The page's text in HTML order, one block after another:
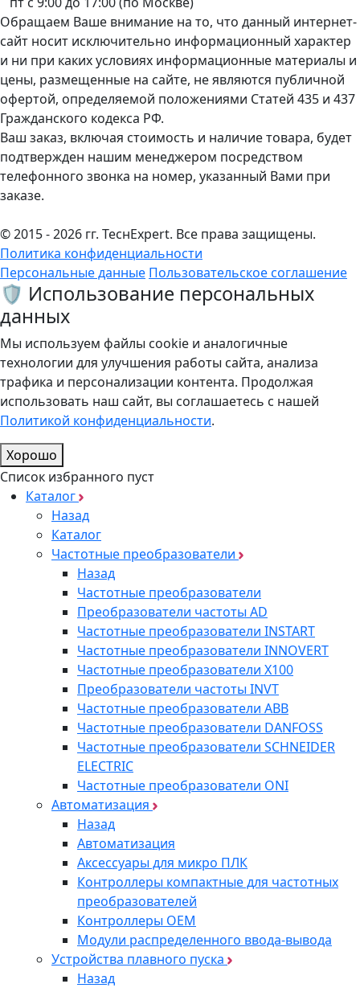
Обращаем Ваше внимание на то, что данный интернет-
сайт носит исключительно информационный характер
и ни при каких условиях информационные материалы и
цены, размещенные на сайте, не являются публичной
офертой, определяемой положениями Статей 435 и 437
Гражданского кодекса РФ.
Ваш заказ, включая стоимость и наличие товара, будет
подтвержден нашим менеджером посредством
телефонного звонка на номер, указанный Вами при
заказе.
© 2015 - 2026 гг. ТеcнExpert. Все права защищены.
Политика конфиденциальности
Персональные данные Пользовательское соглашение
🛡️ Использование персональных
данных
Мы используем файлы cookie и аналогичные
технологии для улучшения работы сайта, анализа
трафика и персонализации контента. Продолжая
использовать наш сайт, вы соглашаетесь с нашей
Политикой конфиденциальности.
Хорошо
Список избранного пуст
Каталог
Назад
Каталог
Частотные преобразователи
Назад
Частотные преобразователи
Преобразователи частоты AD
Частотные преобразователи INSTART
Частотные преобразователи INNOVERT
Частотные преобразователи Х100
Преобразователи частоты INVT
Частотные преобразователи ABB
Частотные преобразователи DANFOSS
Частотные преобразователи SCHNEIDER
ELECTRIC
Частотные преобразователи ONI
Автоматизация
Назад
Автоматизация
Аксессуары для микро ПЛК
Контроллеры компактные для частотных
преобразователей
Контроллеры ОЕМ
Модули распределенного ввода-вывода
Устройства плавного пуска
Назад